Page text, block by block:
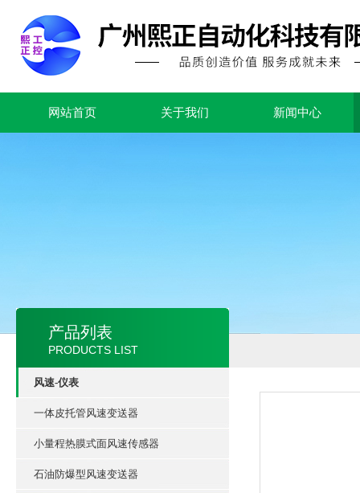
网站首页 关于我们 新闻中心
产品列表
PRODUCTS LIST
风速-仪表
一体皮托管风速变送器
小量程热膜式面风速传感器
石油防爆型风速变送器